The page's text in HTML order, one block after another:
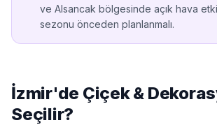
ve Alsancak bölgesinde açık hava
sezonu önceden planlanmalı.
İzmir'de Çiçek &
Seçilir?